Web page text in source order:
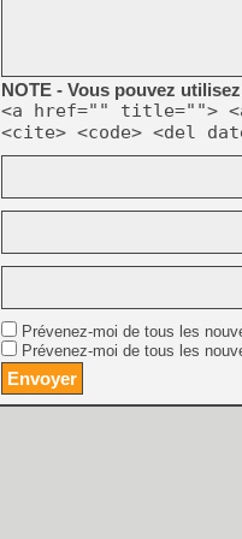
NOTE - Vous pouvez
<a href="" title="">
<cite> <code> <del
Prévenez-moi de tous les
Prévenez-moi de tous les